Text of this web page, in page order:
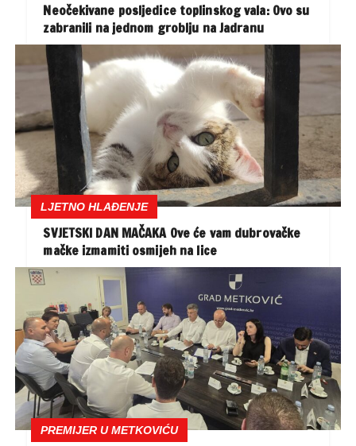
Neočekivane posljedice toplinskog vala: Ovo su
zabranili na jednom groblju na Jadranu
LJETNO HLAĐENJE
SVJETSKI DAN MAČAKA Ove će vam dubrovačke
mačke izmamiti osmijeh na lice
PREMIJER U METKOVIĆU